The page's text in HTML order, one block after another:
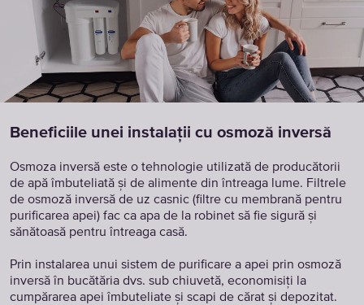
Beneficiile unei instalații cu osmoză inversă
Osmoza inversă este o tehnologie utilizată de producătorii
de apă îmbuteliată și de alimente din întreaga lume. Filtrele
de osmoză inversă de uz casnic (filtre cu membrană pentru
purificarea apei) fac ca apa de la robinet să fie sigură și
sănătoasă pentru întreaga casă.
Prin instalarea unui sistem de purificare a apei prin osmoză
inversă în bucătăria dvs. sub chiuvetă, economisiți la
cumpărarea apei îmbuteliate și scapi de cărat și depozitat.